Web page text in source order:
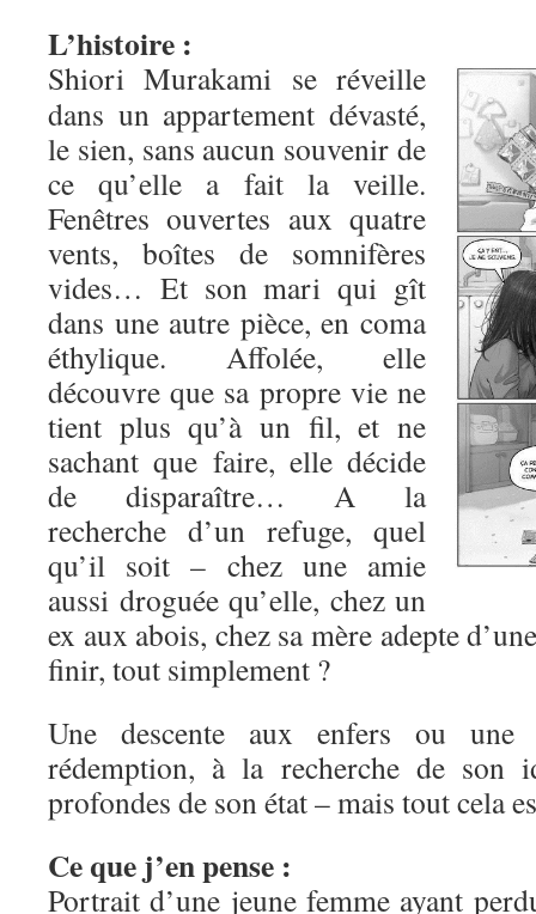
L’histoire :
Shiori Murakami se réveille
dans un appartement dévasté,
le sien, sans aucun souvenir de
ce qu’elle a fait la veille.
Fenêtres ouvertes aux quatre
vents, boîtes de somnifères
vides… Et son mari qui gît
dans une autre pièce, en coma
éthylique. Affolée, elle
découvre que sa propre vie ne
tient plus qu’à un fil, et ne
sachant que faire, elle décide
de disparaître… A la
recherche d’un refuge, quel
qu’il soit – chez une amie
aussi droguée qu’elle, chez un
ex aux abois, chez sa mère adepte
finir, tout simplement ?
Une descente aux enfers ou une
rédemption, à la recherche de son
profondes de son état – mais tout cela
Ce que j’en pense :
Portrait d’une jeune femme ayant